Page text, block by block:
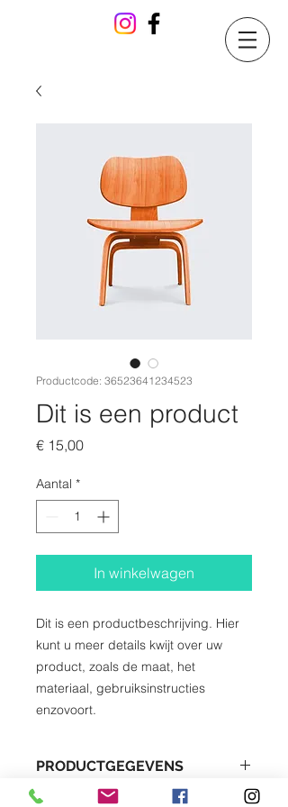
Productcode: 36523641234523
Dit is een product
€ 15,00Prijs
Aantal *
In winkelwagen
Dit is een productbeschrijving. Hier
kunt u meer details kwijt over uw
product, zoals de maat, het
materiaal, gebruiksinstructies
enzovoort.
PRODUCTGEGEVENS
Dit is ruimte voor productgegevens.